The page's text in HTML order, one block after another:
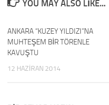
YOU MAY ALSO LIKE...
ANKARA “KUZEY YILDIZI”NA
MUHTEŞEM BİR TÖRENLE
KAVUŞTU
12 HAZIRAN 2014